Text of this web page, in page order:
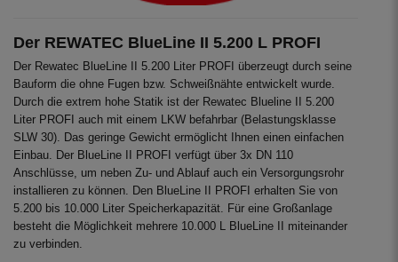
Der REWATEC BlueLine II 5.200 L PROFI
Der Rewatec BlueLine II 5.200 Liter PROFI überzeugt durch seine
Bauform die ohne Fugen bzw. Schweißnähte entwickelt wurde.
Durch die extrem hohe Statik ist der Rewatec Blueline II 5.200
Liter PROFI auch mit einem LKW befahrbar (Belastungsklasse
SLW 30). Das geringe Gewicht ermöglicht Ihnen einen einfachen
Einbau. Der BlueLine II PROFI verfügt über 3x DN 110
Anschlüsse, um neben Zu- und Ablauf auch ein Versorgungsrohr
installieren zu können. Den BlueLine II PROFI erhalten Sie von
5.200 bis 10.000 Liter Speicherkapazität. Für eine Großanlage
besteht die Möglichkeit mehrere 10.000 L BlueLine II miteinander
zu verbinden.